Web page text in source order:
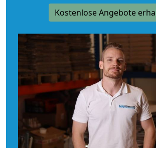
Kostenlose Angebote